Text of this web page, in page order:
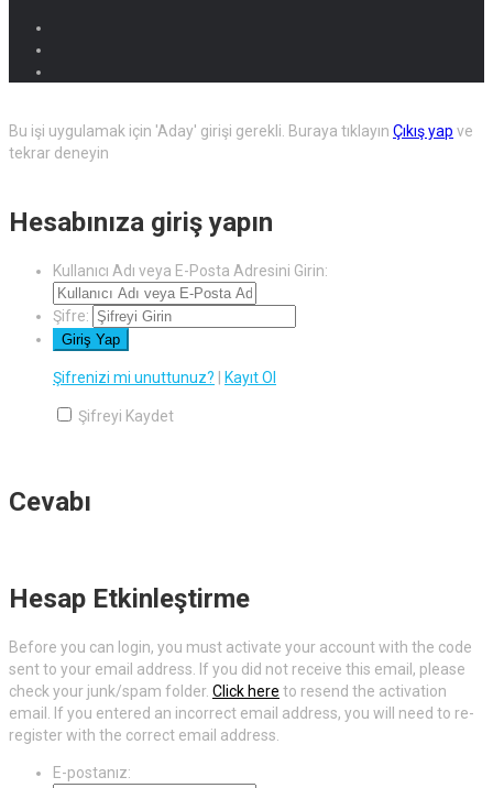
Bu işi uygulamak için 'Aday' girişi gerekli. Buraya tıklayın Çıkış yap ve
tekrar deneyin
Hesabınıza giriş yapın
Kullanıcı Adı veya E-Posta Adresini Girin:
Şifre:
Şifrenizi mi unuttunuz? Kayıt Ol
Şifreyi Kaydet
Cevabı
Hesap Etkinleştirme
Before you can login, you must activate your account with the code
sent to your email address. If you did not receive this email, please
check your junk/spam folder. Click here to resend the activation
email. If you entered an incorrect email address, you will need to re-
register with the correct email address.
E-postanız: